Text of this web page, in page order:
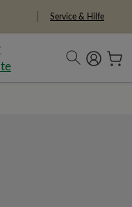
Service & Hilfe